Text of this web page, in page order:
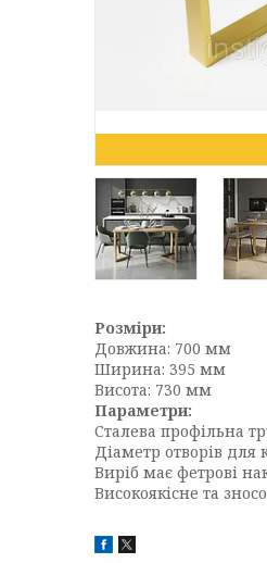
Розміри:
Довжина: 700 мм
Ширина: 395 мм
Висота: 730 мм
Параметри:
Сталева профільна
Діаметр отворів
Виріб має фетрові
Високоякісне та